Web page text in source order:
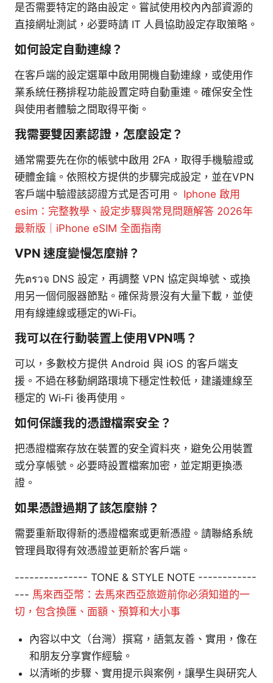
是否需要特定的路由設定。嘗試使用校內內部資源的
直接網址測試，必要時請 IT 人員協助設定存取策略。
如何設定自動連線？
在客戶端的設定選單中啟用開機自動連線，或使用作
業系統任務排程功能設置定時自動重連。確保安全性
與使用者體驗之間取得平衡。
我需要雙因素認證，怎麼設定？
通常需要先在你的帳號中啟用 2FA，取得手機驗證或
硬體金鑰。依照校方提供的步驟完成設定，並在VPN
客戶端中驗證該認證方式是否可用。 Iphone 啟用
esim：完整教學、設定步驟與常見問題解答 2026年
最新版｜iPhone eSIM 全面指南
VPN 速度變慢怎麼辦？
先ตรวจ DNS 設定，再調整 VPN 協定與埠號、或換
用另一個伺服器節點。確保背景沒有大量下載，並使
用有線連線或穩定的Wi‑Fi。
我可以在行動裝置上使用VPN嗎？
可以，多數校方提供 Android 與 iOS 的客戶端支
援。不過在移動網路環境下穩定性較低，建議連線至
穩定的 Wi‑Fi 後再使用。
如何保護我的憑證檔案安全？
把憑證檔案存放在裝置的安全資料夾，避免公用裝置
或分享帳號。必要時設置檔案加密，並定期更換憑
證。
如果憑證過期了該怎麼辦？
需要重新取得新的憑證檔案或更新憑證。請聯絡系統
管理員取得有效憑證並更新於客戶端。
--------------- TONE & STYLE NOTE ------------
--- 馬來西亞幣：去馬來西亞旅遊前你必須知道的一
切，包含換匯、面額、預算和大小事
內容以中文（台灣）撰寫，語氣友善、實用，像在
和朋友分享實作經驗。
以清晰的步驟、實用提示與案例，讓學生與研究人